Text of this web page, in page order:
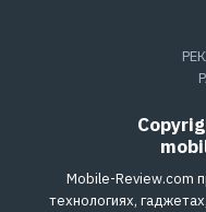
Mobile-Review.com
технологиях,